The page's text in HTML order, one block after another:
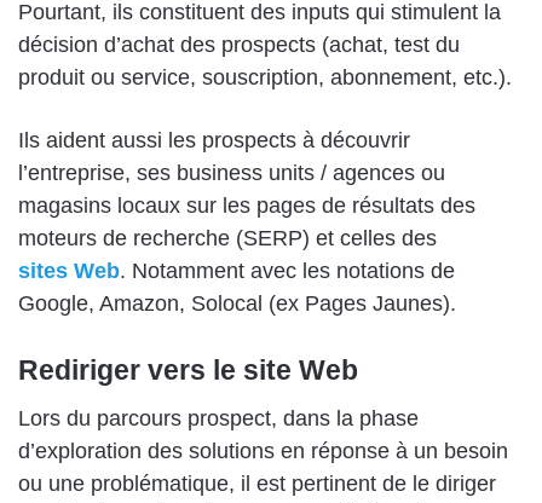
Pourtant, ils constituent des inputs qui stimulent la
décision d’achat des prospects (achat, test du
produit ou service, souscription, abonnement, etc.).
Ils aident aussi les prospects à découvrir
l’entreprise, ses business units / agences ou
magasins locaux sur les pages de résultats des
moteurs de recherche (SERP) et celles des
sites Web. Notamment avec les notations de
Google, Amazon, Solocal (ex Pages Jaunes).
Rediriger vers le site Web
Lors du parcours prospect, dans la phase
d’exploration des solutions en réponse à un besoin
ou une problématique, il est pertinent de le diriger